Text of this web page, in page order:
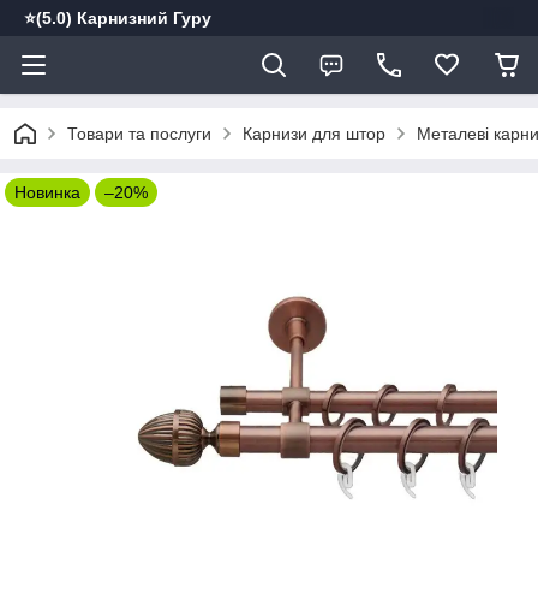
⭐️(5.0) Карнизний Гуру
Товари та послуги Карнизи для штор Металеві
Новинка –20%